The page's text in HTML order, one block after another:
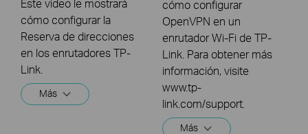
Este video le mostrará
cómo configurar la
Reserva de direcciones
en los enrutadores TP-
Link.
Más
cómo configurar
OpenVPN en un
enrutador Wi-Fi de TP-
Link. Para obtener más
información, visite
www.tp-
link.com/support.
Más